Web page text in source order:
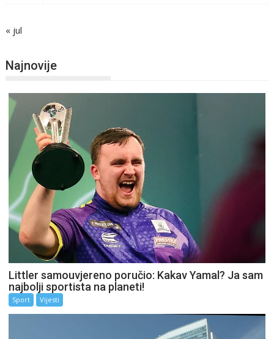
« jul
Najnovije
Littler samouvjereno poručio: Kakav Yamal? Ja sam
najbolji sportista na planeti!
Sport Vijesti